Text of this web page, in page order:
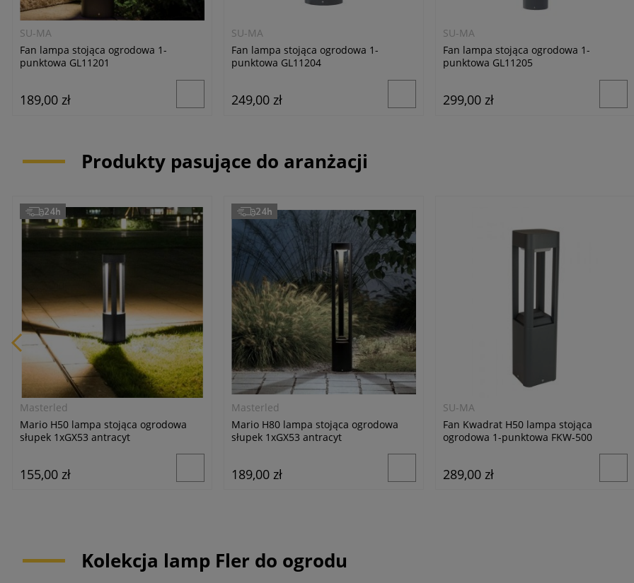
SU-MA
Fan lampa stojąca ogrodowa 1-
punktowa GL11201
189,00 zł
SU-MA
Fan lampa stojąca ogrodowa 1-
punktowa GL11204
249,00 zł
SU-MA
Fan lampa stojąca ogrodowa 1-
punktowa GL11205
299,00 zł
Produkty pasujące do aranżacji
Masterled
Mario H50 lampa stojąca ogrodowa
słupek 1xGX53 antracyt
155,00 zł
24h
Masterled
Mario H80 lampa stojąca ogrodowa
słupek 1xGX53 antracyt
189,00 zł
24h
SU-MA
Fan Kwadrat H50 lampa stojąca
ogrodowa 1-punktowa FKW-500
289,00 zł
Kolekcja lamp Fler do ogrodu